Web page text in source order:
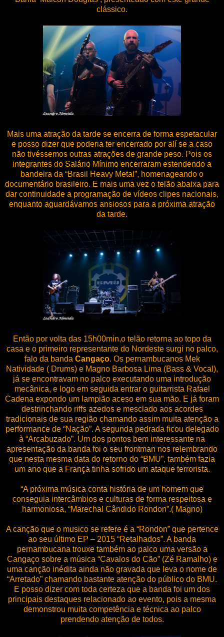
clássico.
Mais uma atração da tarde se encerra de forma espetacular
e posso dizer que poderia ter encerrado por alí se a caso
não tivéssemos outras atrações de grande peso. Pois os
integrantes do Salário Mínimo encerraram estendendo a
bandeira da “Brasil Heavy Metal”, homenageando o
documentário brasileiro. E mais uma vez o telão abaixa para
dar continuidade a programação de vídeos clipes nacionais,
enquanto aguardávamos ansiosos para a próxima atração
da tarde.
Então por volta das 15h00min,o telão retorna ao topo da
casa e o primeiro representante do Nordeste surgi no palco,
falo da banda Cangaço. Os pernambucanos Mek
Natividade ( Drums) e Magno Barbosa Lima (Bass & Vocal),
já se encontravam no palco executando uma introdução
mecânica, e logo em seguida entrar o guitarrista Rafael
Cadena expondo um lampião aceso em sua mão. E já foram
destrinchando riffs azedos e mesclado aos acordes
tradicionais de sua região chamando assim muita atenção a
performance de “Nação”. A segunda pedrada ficou delegado
à “Arcabuzado”. Um dos pontos bem interessante na
apresentação da banda foi o seu frontman nos relembrando
que nesta mesma data do retorno do “BMU”, também fazia
um ano que a França tinha sofrido um ataque terrorista.
“A próxima música conta história de um homem que
conseguia intercâmbios e culturas de forma respeitosa e
harmoniosa, “Marechal Cândido Rondon”.( Magno)
A canção que o musico se refere é a “Rondon” que pertence
ao seu último EP – 2015 “Retalhados”. A banda
pernambucana trouxe também ao palco uma versão a
Cangaço sobre a música “Cavalos do Cão” (Zé Ramalho) e
uma canção inédita ainda não gravada que leva o nome de
“Arretado” chamando bastante atenção do público do BMU.
E posso dizer com toda certeza que a banda foi um dos
principais destaques relacionado ao evento, pois a mesma
demonstrou muita competência e técnica ao palco
prendendo atenção de todos.